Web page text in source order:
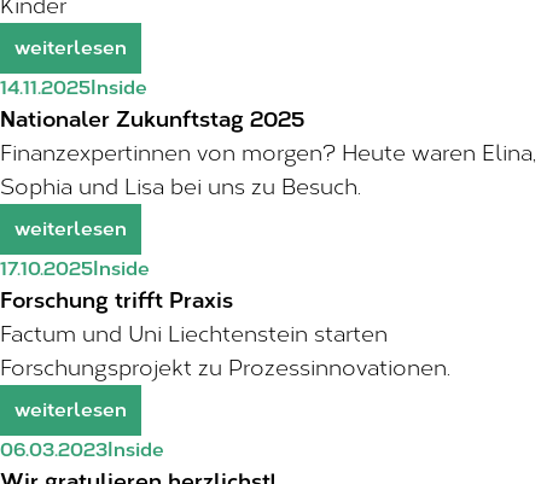
Kinder
weiterlesen
14.11.2025Inside
Nationaler Zukunftstag 2025
Finanzexpertinnen von morgen? Heute waren Elina,
Sophia und Lisa bei uns zu Besuch.
weiterlesen
17.10.2025Inside
Forschung trifft Praxis
Factum und Uni Liechtenstein starten
Forschungsprojekt zu Prozessinnovationen.
weiterlesen
06.03.2023Inside